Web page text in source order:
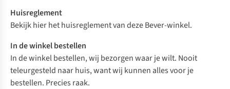
Huisreglement
Bekijkhier het huisreglementvan deze Bever-winkel.
In de winkel bestellen
In de winkel bestellen, wij bezorgen waar je wilt. Nooit
teleurgesteld naar huis, want wij kunnen alles voor je
bestellen. Precies raak.